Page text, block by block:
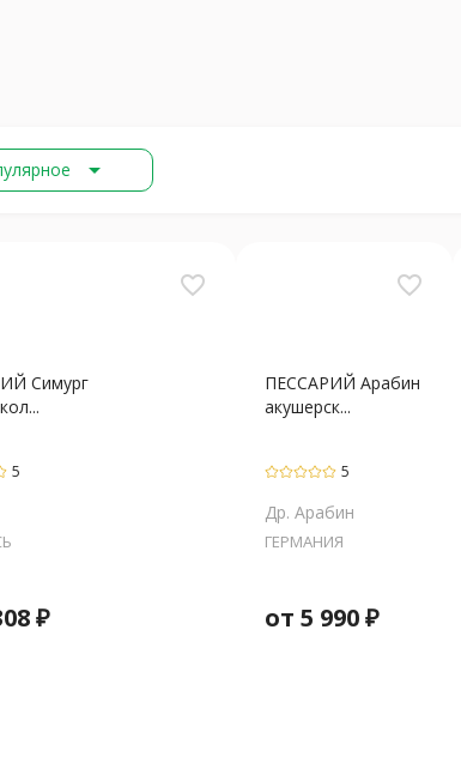
arrow_drop_down
favorite_border
Симург
5
₽
favorite_border
ПЕССАРИЙ Арабин
акушерск...
5
Др. Арабин
ГЕРМАНИЯ
от 5 990₽